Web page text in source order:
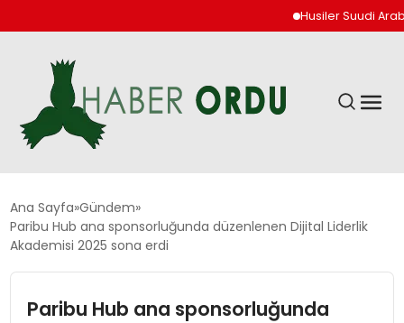
Husiler Suudi
GÜNDEM
DÜNYA
EKONOMI
Ana Sayfa Gündem
Paribu Hub ana sponsorluğunda düzenlenen Dijital Liderlik
Akademisi 2025 sona erdi
Paribu Hub ana sponsorluğunda